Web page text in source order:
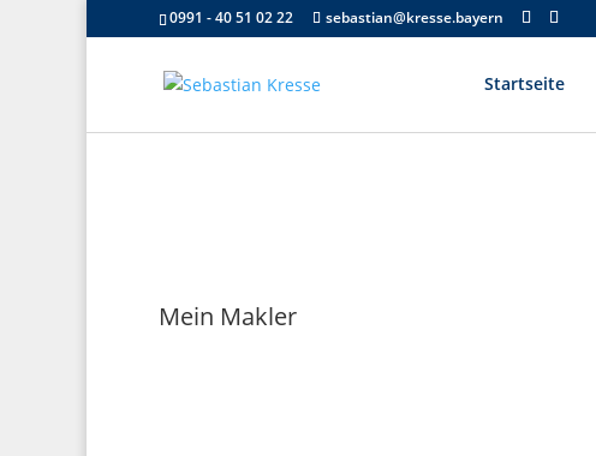
0991 - 40 51 02 22 sebastian@kresse.bayern
Startseite
Mein Makler